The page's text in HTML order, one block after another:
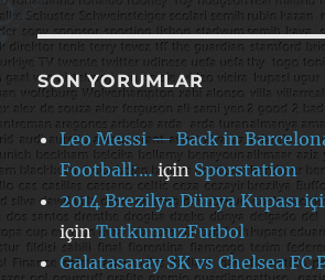
SON YORUMLAR
Leo Messi — Back in
Football:…için Sporstation
2014 Brezilya Dünya Kupası
içinTutkumuzFutbol
Galatasaray SK vs Chelsea FC